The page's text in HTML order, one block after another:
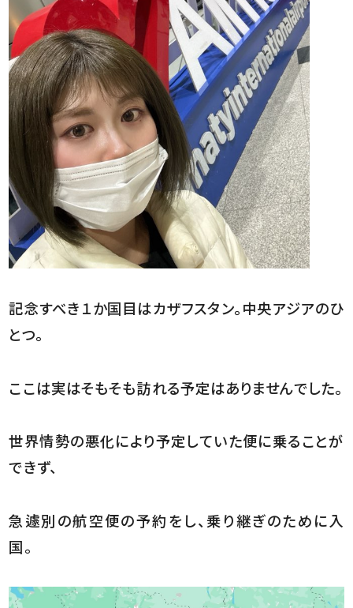
記念すべき１か国目はカザフスタン。中央アジアのひ
とつ。
ここは実はそもそも訪れる予定はありませんでした。
世界情勢の悪化により予定していた便に乗ることが
できず、
急遽別の航空便の予約をし、乗り継ぎのために入
国。